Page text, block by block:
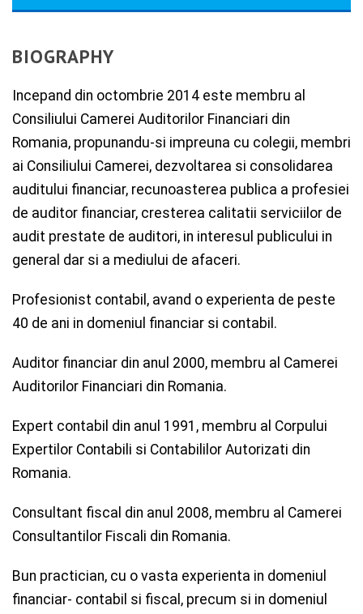
BIOGRAPHY
Incepand din octombrie 2014 este membru al
Consiliului Camerei Auditorilor Financiari din
Romania, propunandu-si impreuna cu colegii, membri
ai Consiliului Camerei, dezvoltarea si consolidarea
auditului financiar, recunoasterea publica a profesiei
de auditor financiar, cresterea calitatii serviciilor de
audit prestate de auditori, in interesul publicului in
general dar si a mediului de afaceri.
Profesionist contabil, avand o experienta de peste
40 de ani in domeniul financiar si contabil.
Auditor financiar din anul 2000, membru al Camerei
Auditorilor Financiari din Romania.
Expert contabil din anul 1991, membru al Corpului
Expertilor Contabili si Contabililor Autorizati din
Romania.
Consultant fiscal din anul 2008, membru al Camerei
Consultantilor Fiscali din Romania.
Bun practician, cu o vasta experienta in domeniul
financiar- contabil si fiscal, precum si in domeniul